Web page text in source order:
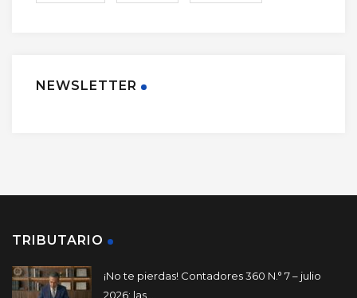
NEWSLETTER
TRIBUTARIO
¡No te pierdas! Contadores 360 N.° 7 – julio
2026: las ...